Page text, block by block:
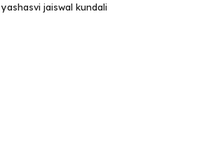
yashasvi jaiswal kundali